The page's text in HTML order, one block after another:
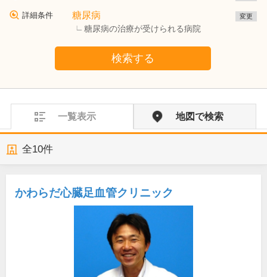
詳細条件 糖尿病
糖尿病の治療が受けられる病院
変更
検索する
一覧表示 地図で検索
全10件
かわらだ心臓足血管クリニック